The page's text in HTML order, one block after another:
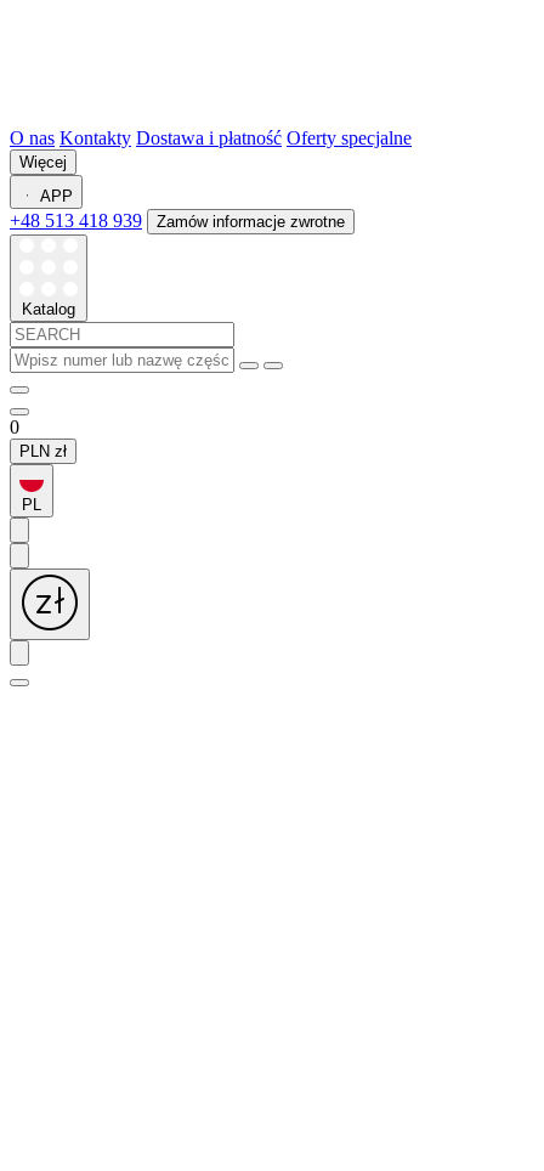
O nas Kontakty Dostawa i płatność Oferty specjalne
Więcej
APP
+48 513 418 939 Zamów informacje zwrotne
Katalog
0
PLN zł
PL